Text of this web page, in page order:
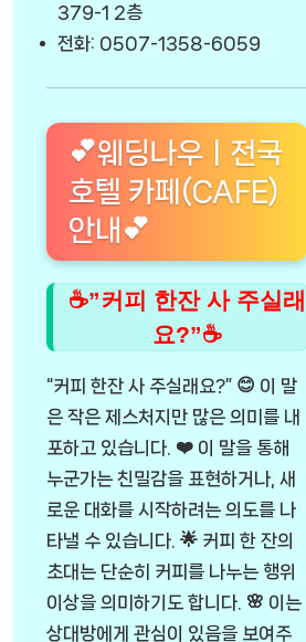
379-1 2층
전화: 0507-1358-6059
💕웨딩나우ㅣ전국
호텔 카페(CAFE)
안내💕
☕”커피 한잔 사 주실래
요?”☕
“커피 한잔 사 주실래요?” 😊 이 말
은 작은 제스처지만 많은 의미를 내
포하고 있습니다. ❤️ 이 말을 통해
누군가는 친밀감을 표현하거나, 새
로운 대화를 시작하려는 의도를 나
타낼 수 있습니다. 🌟 커피 한 잔의
초대는 단순히 커피를 나누는 행위
이상을 의미하기도 합니다. 🌸 이는
상대방에게 관심이 있음을 보여주